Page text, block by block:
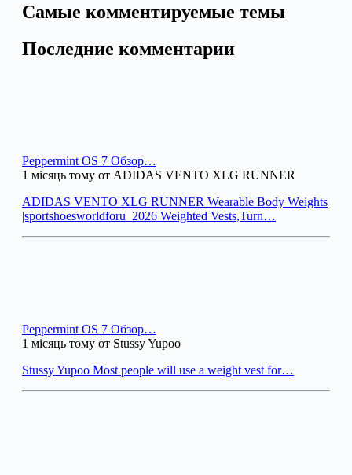
Самые комментируемые темы
Последние комментарии
Peppermint OS 7 Обзор…
1 місяць тому от ADIDAS VENTO XLG RUNNER
ADIDAS VENTO XLG RUNNER Wearable Body Weights
|sportshoesworldforu_2026 Weighted Vests,Turn…
Peppermint OS 7 Обзор…
1 місяць тому от Stussy Yupoo
Stussy Yupoo Most people will use a weight vest for…